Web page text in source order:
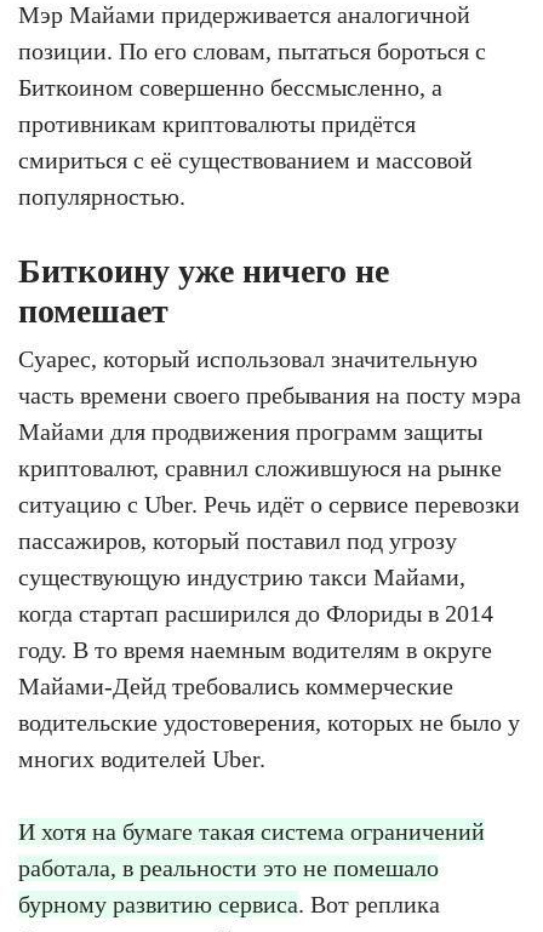
Мэр Майами придерживается аналогичной
позиции. По его словам, пытаться бороться с
Биткоином совершенно бессмысленно, а
противникам криптовалюты придётся
смириться с её существованием и массовой
популярностью.
Биткоину уже ничего не
помешает
Суарес, который использовал значительную
часть времени своего пребывания на посту мэра
Майами для продвижения программ защиты
криптовалют, сравнил сложившуюся на рынке
ситуацию с Uber. Речь идёт о сервисе перевозки
пассажиров, который поставил под угрозу
существующую индустрию такси Майами,
когда стартап расширился до Флориды в 2014
году. В то время наемным водителям в округе
Майами-Дейд требовались коммерческие
водительские удостоверения, которых не было у
многих водителей Uber.
И хотя на бумаге такая система ограничений
работала, в реальности это не помешало
бурному развитию сервиса. Вот реплика